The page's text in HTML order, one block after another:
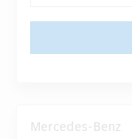
Mercedes-Benz